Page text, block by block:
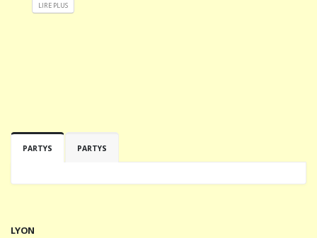
LIRE PLUS
PARTYS PARTYS
LYON